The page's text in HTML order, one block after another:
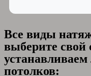
Все виды
выберите
потолков: